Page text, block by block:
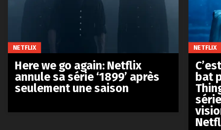
NETFLIX
Here we go again: Netflix
annule sa série ‘1899’ après
seulement une saison
NETFLIX
bat